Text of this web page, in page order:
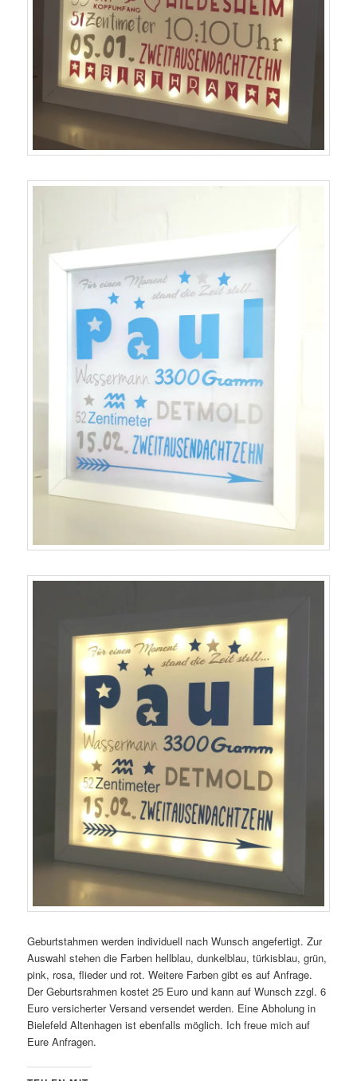
Geburtstahmen werden individuell nach Wunsch angefertigt. Zur
Auswahl stehen die Farben hellblau, dunkelblau, türkisblau, grün,
pink, rosa, flieder und rot. Weitere Farben gibt es auf Anfrage.
Der Geburtsrahmen kostet 25 Euro und kann auf Wunsch zzgl. 6
Euro versicherter Versand versendet werden. Eine Abholung in
Bielefeld Altenhagen ist ebenfalls möglich. Ich freue mich auf
Eure Anfragen.